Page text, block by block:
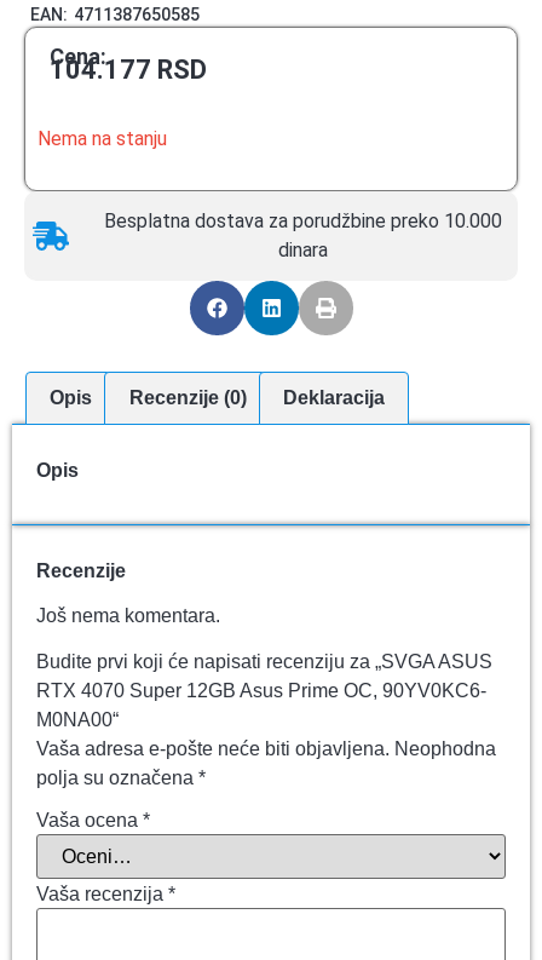
EAN: 4711387650585
Cena:
104.177 RSD
Nema na stanju
Besplatna dostava za porudžbine preko 10.000
dinara
Opis Recenzije (0) Deklaracija
Opis
Recenzije
Još nema komentara.
Budite prvi koji će napisati recenziju za „SVGA ASUS
RTX 4070 Super 12GB Asus Prime OC, 90YV0KC6-
M0NA00“
Vaša adresa e-pošte neće biti objavljena. Neophodna
polja su označena *
Vaša ocena *
Vaša recenzija *